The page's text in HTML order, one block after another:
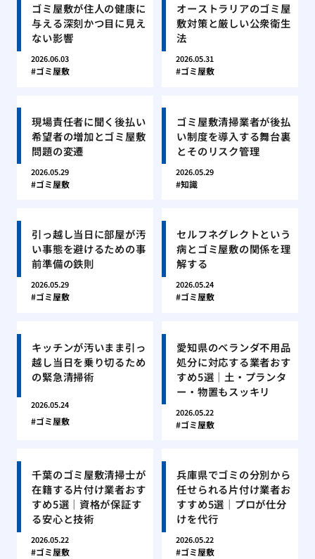
ゴミ屋敷が住人の健康に
与える深刻かつ目に見え
ない影響
2026.06.03
ゴミ屋敷
オーストラリアのゴミ屋
敷対策と厳しい公衆衛生
法
2026.05.31
ゴミ屋敷
現場責任者に聞く後払い
希望者の増加とゴミ屋敷
問題の変遷
2026.05.29
ゴミ屋敷
ゴミ屋敷清掃業者が後払
い制度を導入する舞台裏
とそのリスク管理
2026.05.29
知識
引っ越し当日に部屋が汚
い事態を避けるための事
前準備の鉄則
2026.05.29
ゴミ屋敷
セルフネグレクトという
病とゴミ屋敷の関係を理
解する
2026.05.24
ゴミ屋敷
キッチンが汚いまま引っ
越し当日を乗り切るため
の緊急清掃術
2026.05.24
ゴミ屋敷
愛知県のベランダ不用品
処分に対応する業者おす
すめ5選｜土・プランタ
ー・物置もスッキリ
2026.05.22
ゴミ屋敷
千葉のゴミ屋敷清掃士が
在籍する片付け業者おす
すめ5選｜資格が保証す
る安心と技術
2026.05.22
ゴミ屋敷
兵庫県でゴミの分別から
任せられる片付け業者お
すすめ5選｜プロが仕分
けを代行
2026.05.22
ゴミ屋敷